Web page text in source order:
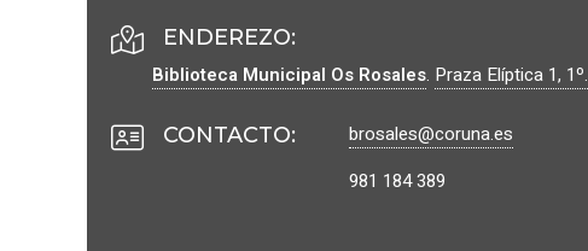
ENDEREZO:
Biblioteca Municipal Os Rosales. Praza Elíptica 1, 1º.
CONTACTO:
brosales@coruna.es
981 184 389